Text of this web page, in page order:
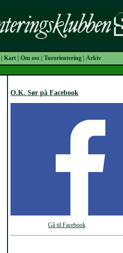
Kart Om oss Turorientering Arkiv
O.K. Sør på Facebook
Gå til Facebook